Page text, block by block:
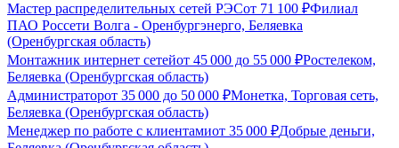
Мастер распределительных сетей РЭСот 71 100 ₽Филиал
ПАО Россети Волга - Оренбургэнерго, Беляевка
(Оренбургская область)
Монтажник интернет сетейот 45 000 до 55 000 ₽Ростелеком,
Беляевка (Оренбургская область)
Администраторот 35 000 до 50 000 ₽Монетка, Торговая сеть,
Беляевка (Оренбургская область)
Менеджер по работе с клиентамиот 35 000 ₽Добрые деньги,